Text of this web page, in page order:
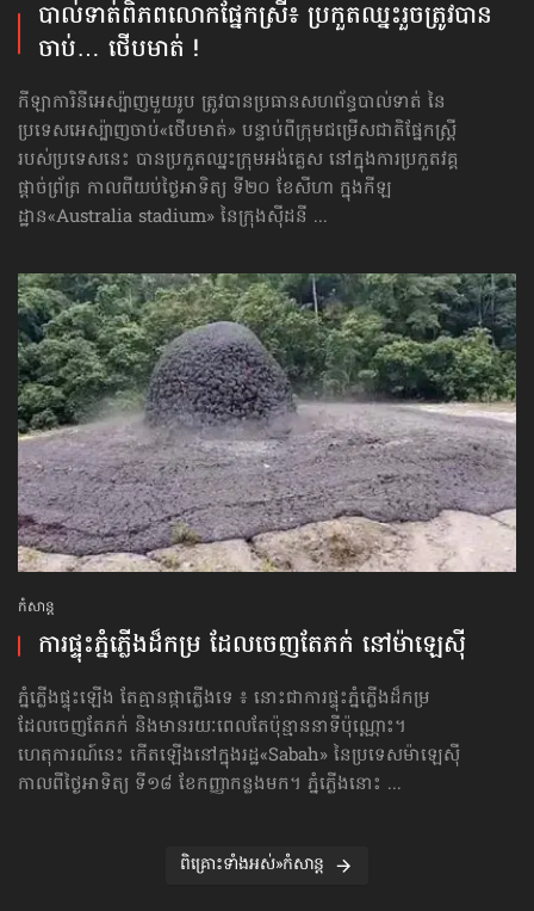
បាល់ទាត់​ពិភពលោក​ផ្នែកស្រី៖ ប្រកួតឈ្នះរួច​ត្រូវបាន
ចាប់… ថើបមាត់ !
កីឡាការិនីអេស្ប៉ាញមួយរូប ត្រូវបានប្រធានសហព័ន្ធបាល់ទាត់ នៃ
ប្រទេសអេស្ប៉ាញចាប់«ថើបមាត់» បន្ទាប់ពីក្រុមជម្រើសជាតិផ្នែកស្ត្រី
របស់ប្រទេសនេះ បានប្រកួតឈ្នះក្រុមអង់គ្លេស នៅក្នុងការប្រកួតវគ្គ
ផ្ដាច់ព្រ័ត្រ កាលពីយប់ថ្ងៃអាទិត្យ ទី២០ ខែសីហា ក្នុងកីឡ
ដ្ឋាន«Australia stadium» នៃក្រុងស៊ីដនី ...
កំសាន្ដ
ការផ្ទុះភ្នំភ្លើងដ៏កម្រ ដែលចេញតែភក់ នៅម៉ាឡេស៊ី
ភ្នំភ្លើងផ្ទុះឡើង តែគ្មានផ្កាភ្លើងទេ ៖ នោះជាការផ្ទុះភ្នំភ្លើងដ៏កម្រ
ដែលចេញតែភក់ និងមានរយៈពេលតែប៉ុន្មាននាទីប៉ុណ្ណោះ។
ហេតុការណ៍នេះ កើតឡើងនៅក្នុងរដ្ឋ«Sabah» នៃប្រទេសម៉ាឡេស៊ី
កាលពីថ្ងៃអាទិត្យ ទី១៨ ខែកញ្ញាកន្លងមក។ ភ្នំភ្លើងនោះ ...
ពិគ្រោះទាំងអស់»កំសាន្ដ